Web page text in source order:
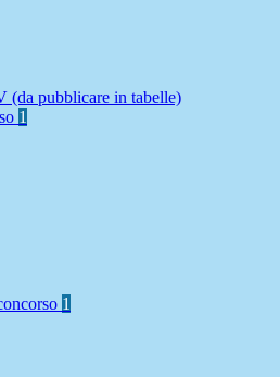
(da pubblicare in tabelle)
1
1